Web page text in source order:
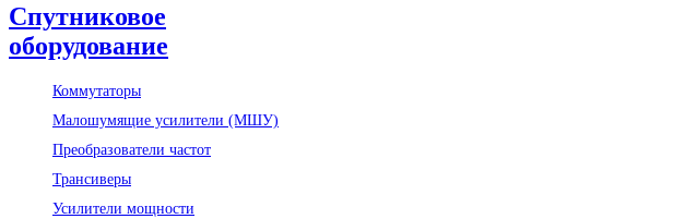
Спутниковое
оборудование
Коммутаторы
Малошумящие усилители (МШУ)
Преобразователи частот
Трансиверы
Усилители мощности